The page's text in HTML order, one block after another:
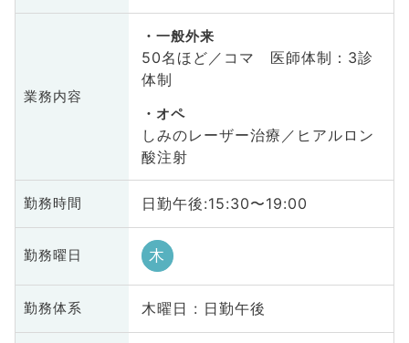
業務内容
一般外来
50名ほど／コマ 医師体制：3診
体制
オペ
しみのレーザー治療／ヒアルロン
酸注射
勤務時間 日勤午後:15:30〜19:00
勤務曜日 木
勤務体系 木曜日 : 日勤午後